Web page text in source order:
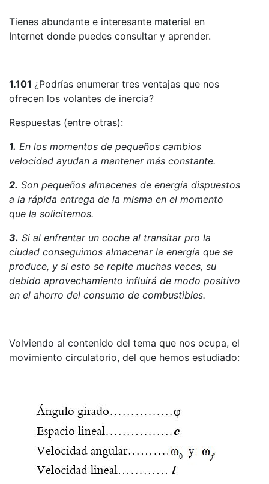
Tienes abundante e interesante material en
Internet donde puedes consultar y aprender.
1.101 ¿Podrías enumerar tres ventajas que nos
ofrecen los volantes de inercia?
Respuestas (entre otras):
1. En los momentos de pequeños cambios
velocidad ayudan a mantener más constante.
2. Son pequeños almacenes de energía dispuestos
a la rápida entrega de la misma en el momento
que la solicitemos.
3. Si al enfrentar un coche al transitar pro la
ciudad conseguimos almacenar la energía que se
produce, y si esto se repite muchas veces, su
debido aprovechamiento influirá de modo positivo
en el ahorro del consumo de combustibles.
Volviendo al contenido del tema que nos ocupa, el
movimiento circulatorio, del que hemos estudiado: